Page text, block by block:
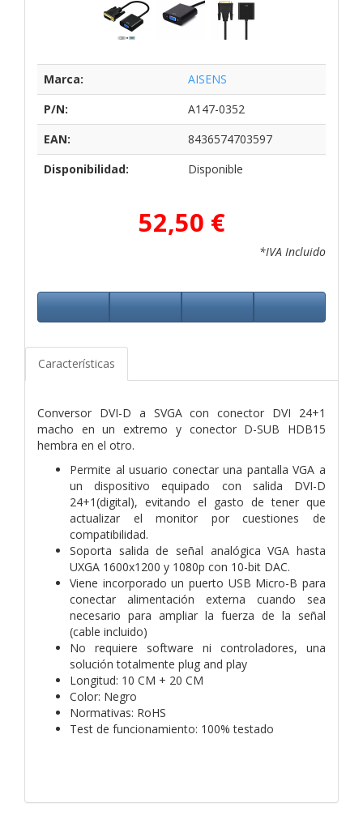
Marca:
AISENS
P/N:
A147-0352
EAN:
8436574703597
Disponibilidad:
Disponible
52,50 €
*IVA Incluido
Características
Conversor DVI-D a SVGA con conector DVI 24+1
macho en un extremo y conector D-SUB HDB15
hembra en el otro.
Permite al usuario conectar una pantalla VGA a
un dispositivo equipado con salida DVI-D
24+1(digital), evitando el gasto de tener que
actualizar el monitor por cuestiones de
compatibilidad.
Soporta salida de señal analógica VGA hasta
UXGA 1600x1200 y 1080p con 10-bit DAC.
Viene incorporado un puerto USB Micro-B para
conectar alimentación externa cuando sea
necesario para ampliar la fuerza de la señal
(cable incluido)
No requiere software ni controladores, una
solución totalmente plug and play
Longitud: 10 CM + 20 CM
Color: Negro
Normativas: RoHS
Test de funcionamiento: 100% testado